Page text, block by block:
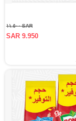
SAR ١١.٥٠٠
SAR 9.950